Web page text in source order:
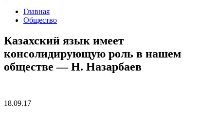
Главная
Общество
Казахский язык имеет
консолидирующую роль в нашем
обществе — Н. Назарбаев
18.09.17